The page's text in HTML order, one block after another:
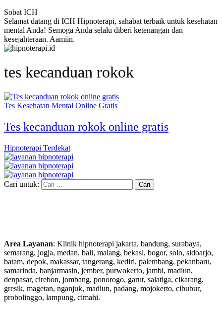
Sobat ICH
Selamat datang di ICH Hipnoterapi, sahabat terbaik untuk kesehatan
mental Anda! Semoga Anda selalu diberi ketenangan dan
kesejahteraan. Aamiin.
tes kecanduan rokok
Tes Kesehatan Mental Online Gratis
Tes kecanduan rokok online gratis
Hipnoterapi Terdekat
Cari untuk:
Area Layanan: Klinik hipnoterapi jakarta, bandung, surabaya,
semarang, jogja, medan, bali, malang, bekasi, bogor, solo, sidoarjo,
batam, depok, makassar, tangerang, kediri, palembang, pekanbaru,
samarinda, banjarmasin, jember, purwokerto, jambi, madiun,
denpasar, cirebon, jombang, ponorogo, garut, salatiga, cikarang,
gresik, magetan, nganjuk, madiun, padang, mojokerto, cibubur,
probolinggo, lampung, cimahi.